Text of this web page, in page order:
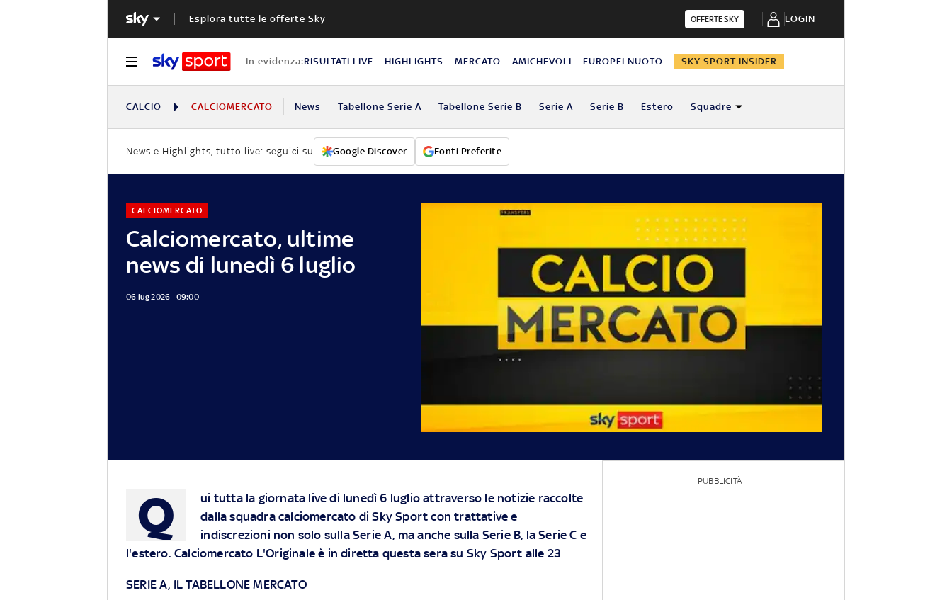
Esplora tutte le offerte Sky OFFERTE SKY LOGIN
In evidenza:RISULTATI LIVE HIGHLIGHTS MERCATO AMICHEVOLI EUROPEI NUOTO SKY SPORT INSIDER
CALCIO CALCIOMERCATO News Tabellone Serie A Tabellone Serie B Serie A Serie B Estero Squadre
News e Highlights, tutto live: seguici su Google Discover Fonti Preferite
Calciomercato, ultime
news di lunedì 6 luglio
CALCIOMERCATO
06 lug 2026 - 09:00
Q
ui tutta la giornata live di lunedì 6 luglio attraverso le notizie raccolte
dalla squadra calciomercato di Sky Sport con trattative e
indiscrezioni non solo sulla Serie A, ma anche sulla Serie B, la Serie C e
l'estero. Calciomercato L'Originale è in diretta questa sera su Sky Sport alle 23
SERIE A, IL TABELLONE MERCATO
PUBBLICITÀ